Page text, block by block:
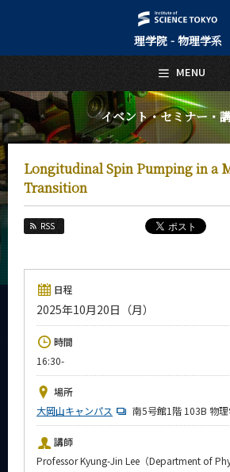
理学院 - 物理学系
イベント・セミナー・
Longitudinal Spin Pumping in a
Transition
RSS
日程
2025年10月20日（月）
時間
16:30-
場所
大岡山キャンパス
南5号館1階 103B 物
講師
Professor Kyung-Jin Lee（Department of
MENU
日本語
トップページ
Top Page
物理学系について
About Us
教育
Education
教員・研究室
Faculty and Laboratories
未来
入学案内
News
イベントカレンダー
Event Calendar
今後のイベント
今後の課程別イベント